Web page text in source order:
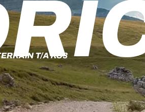
T/A KO3